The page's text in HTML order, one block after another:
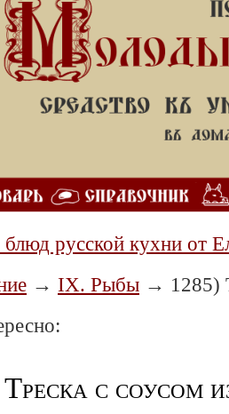
русской кухни от
→ IX. Рыбы → 1285)
с соусом